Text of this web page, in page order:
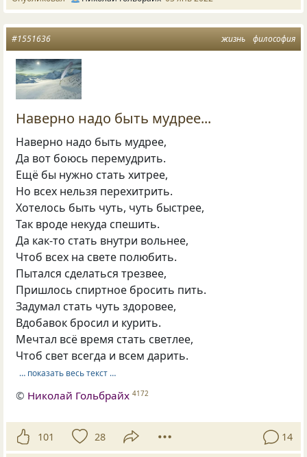
жизнь философия
#1551636
Наверно надо быть мудрее...
Наверно надо быть мудрее,
Да вот боюсь перемудрить.
Ещё бы нужно стать хитрее,
Но всех нельзя перехитрить.
Хотелось быть чуть, чуть быстрее,
Так вроде некуда спешить.
Да как-то стать внутри вольнее,
Чтоб всех на свете полюбить.
Пытался сделаться трезвее,
Пришлось спиртное бросить пить.
Задумал стать чуть здоровее,
Вдобавок бросил и курить.
Мечтал всё время стать светлее,
Чтоб свет всегда и всем дарить.
… показать весь текст …
© Николай Гольбрайх 4172
101 28 14